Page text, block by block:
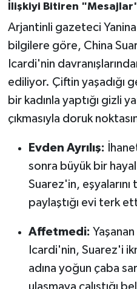
İlişkiyi Bitiren
Arjantinli gazeteci
bilgilere göre, China
Icardi'nin
ediliyor. Çiftin yaşadığı
bir kadınla yaptığı gizli
çıkmasıyla doruk
Evden Ayrılış:
sonra büyük bir hayal
Suarez'in,
paylaştığı evi terk
Affetmedi:
Icardi'nin, Suarez'i
adına yoğun çaba
MAGAZİN
MANŞET
OLAY
Resmi İlanlar
SAĞLIK
Savaştepe
SEYAHAT